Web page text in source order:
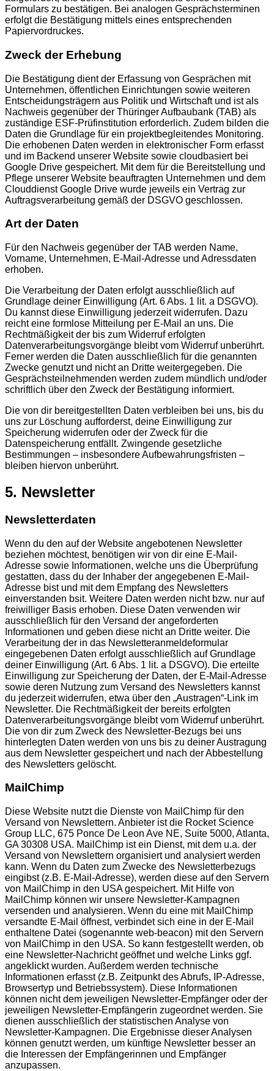
Formulars zu bestätigen. Bei analogen Gesprächsterminen
erfolgt die Bestätigung mittels eines entsprechenden
Papiervordruckes.
Zweck der Erhebung
Die Bestätigung dient der Erfassung von Gesprächen mit
Unternehmen, öffentlichen Einrichtungen sowie weiteren
Entscheidungsträgern aus Politik und Wirtschaft und ist als
Nachweis gegenüber der Thüringer Aufbaubank (TAB) als
zuständige ESF-Prüfinstitution erforderlich. Zudem bilden die
Daten die Grundlage für ein projektbegleitendes Monitoring.
Die erhobenen Daten werden in elektronischer Form erfasst
und im Backend unserer Website sowie cloudbasiert bei
Google Drive gespeichert. Mit dem für die Bereitstellung und
Pflege unserer Website beauftragten Unternehmen und dem
Clouddienst Google Drive wurde jeweils ein Vertrag zur
Auftragsverarbeitung gemäß der DSGVO geschlossen.
Art der Daten
Für den Nachweis gegenüber der TAB werden Name,
Vorname, Unternehmen, E-Mail-Adresse und Adressdaten
erhoben.
Die Verarbeitung der Daten erfolgt ausschließlich auf
Grundlage deiner Einwilligung (Art. 6 Abs. 1 lit. a DSGVO).
Du kannst diese Einwilligung jederzeit widerrufen. Dazu
reicht eine formlose Mitteilung per E-Mail an uns. Die
Rechtmäßigkeit der bis zum Widerruf erfolgten
Datenverarbeitungsvorgänge bleibt vom Widerruf unberührt.
Ferner werden die Daten ausschließlich für die genannten
Zwecke genutzt und nicht an Dritte weitergegeben. Die
Gesprächsteilnehmenden werden zudem mündlich und/oder
schriftlich über den Zweck der Bestätigung informiert.
Die von dir bereitgestellten Daten verbleiben bei uns, bis du
uns zur Löschung aufforderst, deine Einwilligung zur
Speicherung widerrufen oder der Zweck für die
Datenspeicherung entfällt. Zwingende gesetzliche
Bestimmungen – insbesondere Aufbewahrungsfristen –
bleiben hiervon unberührt.
5. Newsletter
Newsletterdaten
Wenn du den auf der Website angebotenen Newsletter
beziehen möchtest, benötigen wir von dir eine E-Mail-
Adresse sowie Informationen, welche uns die Überprüfung
gestatten, dass du der Inhaber der angegebenen E-Mail-
Adresse bist und mit dem Empfang des Newsletters
einverstanden bsit. Weitere Daten werden nicht bzw. nur auf
freiwilliger Basis erhoben. Diese Daten verwenden wir
ausschließlich für den Versand der angeforderten
Informationen und geben diese nicht an Dritte weiter. Die
Verarbeitung der in das Newsletteranmeldeformular
eingegebenen Daten erfolgt ausschließlich auf Grundlage
deiner Einwilligung (Art. 6 Abs. 1 lit. a DSGVO). Die erteilte
Einwilligung zur Speicherung der Daten, der E-Mail-Adresse
sowie deren Nutzung zum Versand des Newsletters kannst
du jederzeit widerrufen, etwa über den „Austragen“-Link im
Newsletter. Die Rechtmäßigkeit der bereits erfolgten
Datenverarbeitungsvorgänge bleibt vom Widerruf unberührt.
Die von dir zum Zweck des Newsletter-Bezugs bei uns
hinterlegten Daten werden von uns bis zu deiner Austragung
aus dem Newsletter gespeichert und nach der Abbestellung
des Newsletters gelöscht.
MailChimp
Diese Website nutzt die Dienste von MailChimp für den
Versand von Newslettern. Anbieter ist die Rocket Science
Group LLC, 675 Ponce De Leon Ave NE, Suite 5000, Atlanta,
GA 30308 USA. MailChimp ist ein Dienst, mit dem u.a. der
Versand von Newslettern organisiert und analysiert werden
kann. Wenn du Daten zum Zwecke des Newsletterbezugs
eingibst (z.B. E-Mail-Adresse), werden diese auf den Servern
von MailChimp in den USA gespeichert. Mit Hilfe von
MailChimp können wir unsere Newsletter-Kampagnen
versenden und analysieren. Wenn du eine mit MailChimp
versandte E-Mail öffnest, verbindet sich eine in der E-Mail
enthaltene Datei (sogenannte web-beacon) mit den Servern
von MailChimp in den USA. So kann festgestellt werden, ob
eine Newsletter-Nachricht geöffnet und welche Links ggf.
angeklickt wurden. Außerdem werden technische
Informationen erfasst (z.B. Zeitpunkt des Abrufs, IP-Adresse,
Browsertyp und Betriebssystem). Diese Informationen
können nicht dem jeweiligen Newsletter-Empfänger oder der
jeweiligen Newsletter-Empfängerin zugeordnet werden. Sie
dienen ausschließlich der statistischen Analyse von
Newsletter-Kampagnen. Die Ergebnisse dieser Analysen
können genutzt werden, um künftige Newsletter besser an
die Interessen der Empfängerinnen und Empfänger
anzupassen.